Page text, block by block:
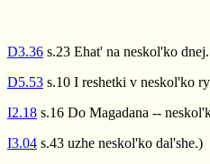
D3.36 s.23 Ehat' na neskol'ko dnej.
D5.53 s.10 I reshetki v neskol'ko
I2.18 s.16 Do Magadana --
I3.04 s.43 uzhe neskol'ko dal'she.)